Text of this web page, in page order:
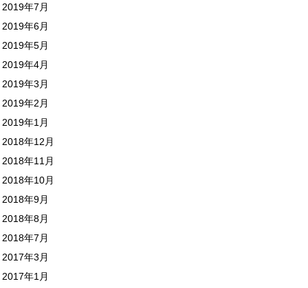
2019年7月
2019年6月
2019年5月
2019年4月
2019年3月
2019年2月
2019年1月
2018年12月
2018年11月
2018年10月
2018年9月
2018年8月
2018年7月
2017年3月
2017年1月